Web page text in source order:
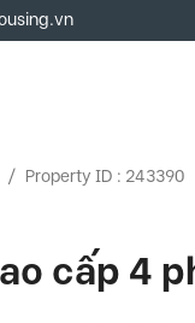
/ Property ID : 243390
cấp 4